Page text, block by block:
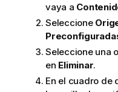
vaya a
Seleccione
Seleccione una
en Eliminar.
En el cuadro de